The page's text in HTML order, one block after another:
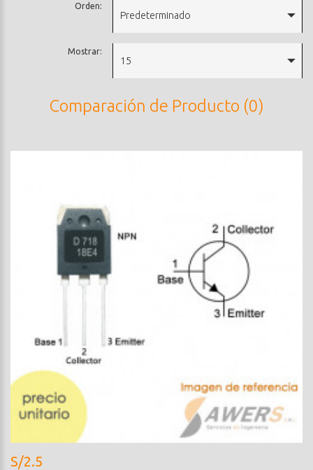
Orden:
Predeterminado
Mostrar:
15
Comparación de Producto (0)
S/2.5